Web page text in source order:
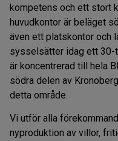
kompetens och ett stort
huvudkontor är beläget
även ett platskontor och
sysselsätter idag ett 30-
är koncentrerad till hela
södra delen av
detta område.
Vi utför alla
nyproduktion av villor,